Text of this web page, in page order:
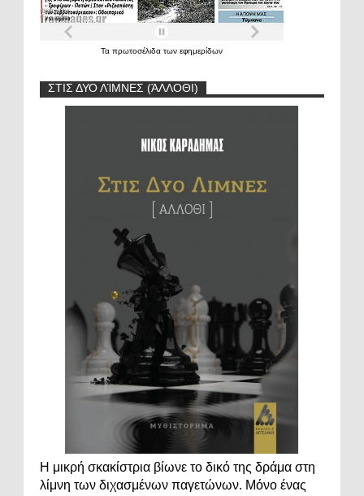
Τα πρωτοσέλιδα των εφημερίδων
ΣΤΙΣ ΔΥΟ ΛΊΜΝΕΣ (ΆΛΛΟΘΙ)
Η μικρή σκακίστρια βίωνε το δικό της δράμα στη
λίμνη των διχασμένων παγετώνων. Μόνο ένας